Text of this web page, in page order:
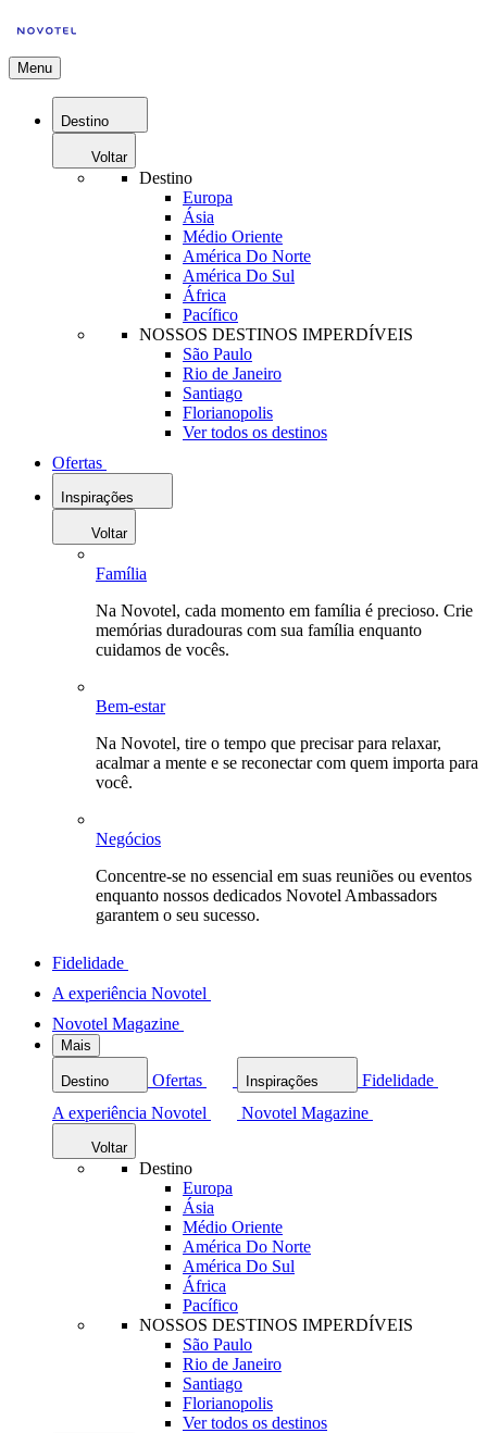
Menu
Destino
Voltar
Destino
Europa
Ásia
Médio Oriente
América Do Norte
América Do Sul
África
Pacífico
NOSSOS DESTINOS IMPERDÍVEIS
São Paulo
Rio de Janeiro
Santiago
Florianopolis
Ver todos os destinos
Ofertas
Inspirações
Voltar
Família
Na Novotel, cada momento em família é precioso. Crie
memórias duradouras com sua família enquanto
cuidamos de vocês.
Bem-estar
Na Novotel, tire o tempo que precisar para relaxar,
acalmar a mente e se reconectar com quem importa para
você.
Negócios
Concentre-se no essencial em suas reuniões ou eventos
enquanto nossos dedicados Novotel Ambassadors
garantem o seu sucesso.
Fidelidade
A experiência Novotel
Novotel Magazine
Mais
Destino Ofertas Inspirações
Fidelidade
A experiência Novotel
Novotel Magazine
Voltar
Destino
Europa
Ásia
Médio Oriente
América Do Norte
América Do Sul
África
Pacífico
NOSSOS DESTINOS IMPERDÍVEIS
São Paulo
Rio de Janeiro
Santiago
Florianopolis
Ver todos os destinos